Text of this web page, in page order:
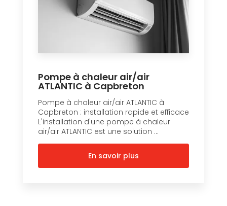
Pompe à chaleur air/air
ATLANTIC à Capbreton
Pompe à chaleur air/air ATLANTIC à
Capbreton : installation rapide et efficace
L'installation d'une pompe à chaleur
air/air ATLANTIC est une solution ...
En savoir plus